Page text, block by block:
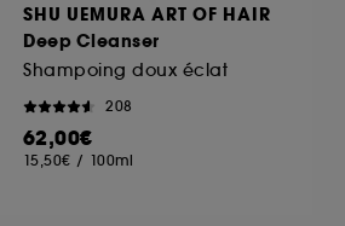
SHU UEMURA ART OF HAIR
Deep Cleanser
Shampoing doux éclat
208
62,00€
15,50€ / 100ml